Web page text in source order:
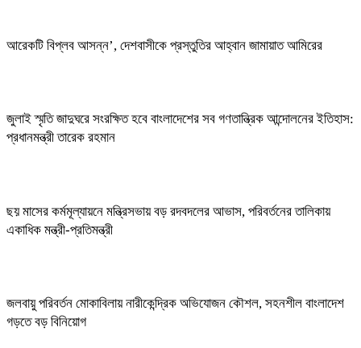
আরেকটি বিপ্লব আসন্ন’, দেশবাসীকে প্রস্তুতির আহ্বান জামায়াত আমিরের
জুলাই স্মৃতি জাদুঘরে সংরক্ষিত হবে বাংলাদেশের সব গণতান্ত্রিক আন্দোলনের ইতিহাস:
প্রধানমন্ত্রী তারেক রহমান
ছয় মাসের কর্মমূল্যায়নে মন্ত্রিসভায় বড় রদবদলের আভাস, পরিবর্তনের তালিকায়
একাধিক মন্ত্রী-প্রতিমন্ত্রী
জলবায়ু পরিবর্তন মোকাবিলায় নারীকেন্দ্রিক অভিযোজন কৌশল, সহনশীল বাংলাদেশ
গড়তে বড় বিনিয়োগ